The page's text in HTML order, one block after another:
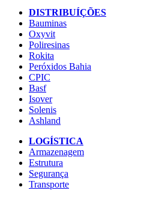
DISTRIBUÍÇÕES
Bauminas
Oxyvit
Poliresinas
Rokita
Peróxidos Bahia
CPIC
Basf
Isover
Solenis
Ashland
LOGÍSTICA
Armazenagem
Estrutura
Segurança
Transporte